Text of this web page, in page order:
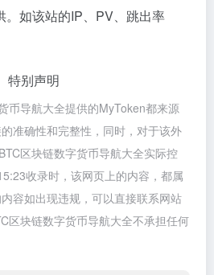
。如该站的IP、PV、跳出率
特别声明
币导航大全提供的MyToken都来源
准确性和完整性，同时，对于该外
区块链数字货币导航大全实际控
收录时，该网页上的内容，都属
容如出现违规，可以直接联系网站
区块链数字货币导航大全不承担任何